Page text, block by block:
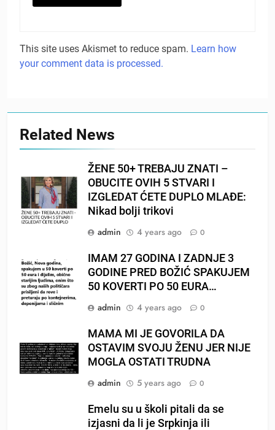
This site uses Akismet to reduce spam. Learn how
your comment data is processed.
Related News
ŽENE 50+ TREBAJU ZNATI –
OBUCITE OVIH 5 STVARI I
IZGLEDAT ĆETE DUPLO MLAĐE:
Nikad bolji trikovi
admin
4 years ago 0
IMAM 27 GODINA I ZADNJE 3
GODINE PRED BOŽIĆ SPAKUJEM
50 KOVERTI PO 50 EURA…
admin
4 years ago 0
MAMA MI JE GOVORILA DA
OSTAVIM SVOJU ŽENU JER NIJE
MOGLA OSTATI TRUDNA
admin
5 years ago 0
Emelu su u školi pitali da se
izjasni da li je Srpkinja ili